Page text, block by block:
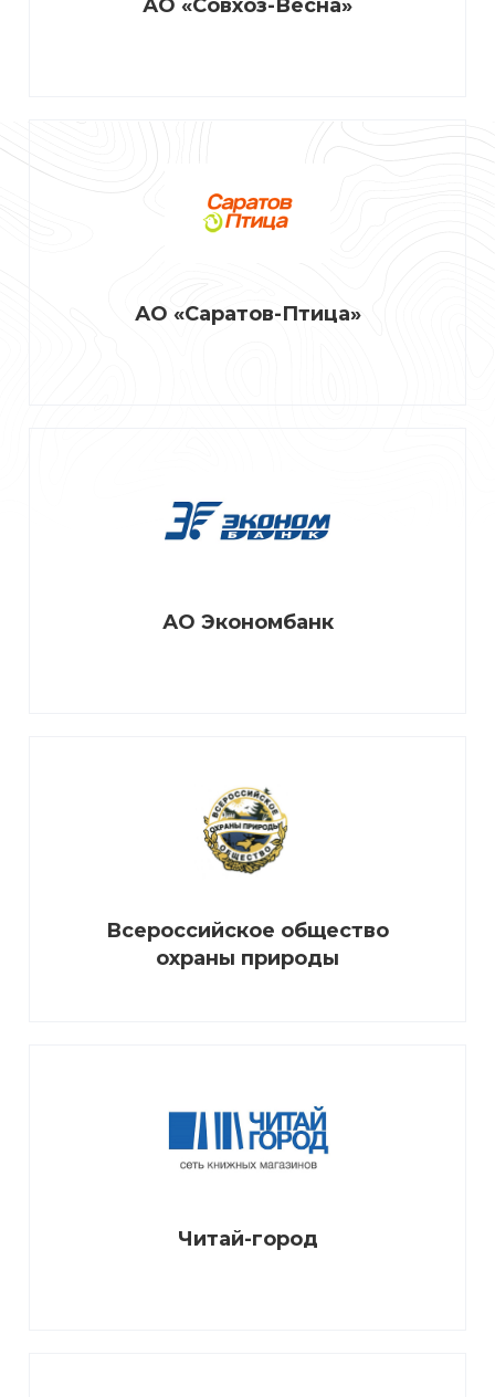
АО «Совхоз-Весна»
АО «Саратов-Птица»
АО Экономбанк
Всероссийское общество
охраны природы
Читай-город